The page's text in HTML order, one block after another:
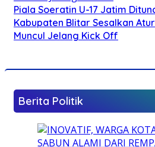
Piala Soeratin U-17 Jatim
Kabupaten Blitar Sesalkan
Muncul Jelang Kick Off
Berita Politik